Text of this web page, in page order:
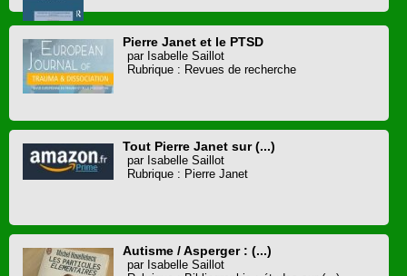
Pierre Janet et le PTSD
par Isabelle Saillot
Rubrique : Revues de recherche
Tout Pierre Janet sur (...)
par Isabelle Saillot
Rubrique : Pierre Janet
Autisme / Asperger : (...)
par Isabelle Saillot